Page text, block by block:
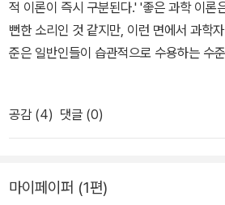
공감 (4) 댓글 (0)
마이페이퍼 (1편)